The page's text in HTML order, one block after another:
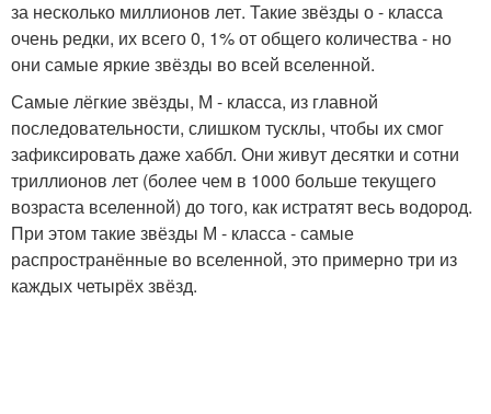
за несколько миллионов лет. Такие звёзды о - класса
очень редки, их всего 0, 1% от общего количества - но
они самые яркие звёзды во всей вселенной.
Самые лёгкие звёзды, М - класса, из главной
последовательности, слишком тусклы, чтобы их смог
зафиксировать даже хаббл. Они живут десятки и сотни
триллионов лет (более чем в 1000 больше текущего
возраста вселенной) до того, как истратят весь водород.
При этом такие звёзды М - класса - самые
распространённые во вселенной, это примерно три из
каждых четырёх звёзд.